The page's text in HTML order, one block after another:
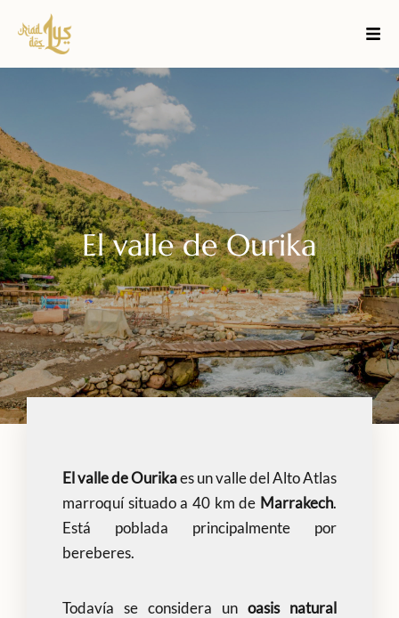
El valle de Ourika
El valle de Ourikaes un valle del Alto Atlas
marroquí situado a 40 km de Marrakech.
Está poblada principalmente por
bereberes.
Todavía se considera un oasis natural